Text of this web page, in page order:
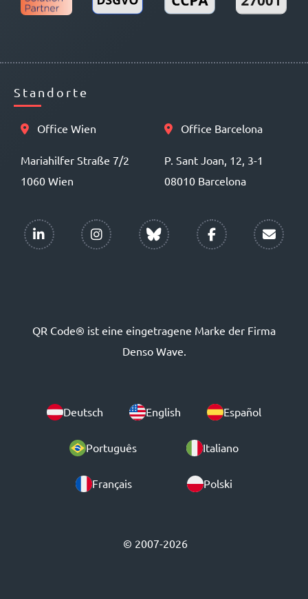
Standorte
Office Wien
Mariahilfer Straße 7/2
1060 Wien
Office Barcelona
P. Sant Joan, 12, 3-1
08010 Barcelona
QR Code® ist eine eingetragene Marke der Firma
Denso Wave.
Deutsch English Español
Português Italiano
Français Polski
© 2007-2026